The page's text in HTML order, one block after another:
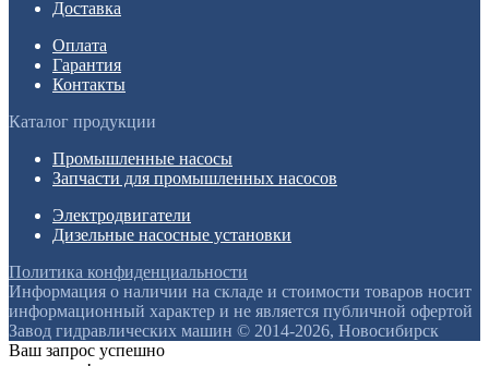
Доставка
Оплата
Гарантия
Контакты
Каталог продукции
Промышленные насосы
Запчасти для промышленных насосов
Электродвигатели
Дизельные насосные установки
Политика конфиденциальности
Информация о наличии на складе и стоимости товаров носит
информационный характер и не является публичной офертой
Завод гидравлических машин © 2014-2026, Новосибирск
Ваш запрос успешно